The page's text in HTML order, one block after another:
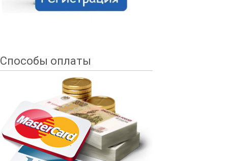
Способы оплаты